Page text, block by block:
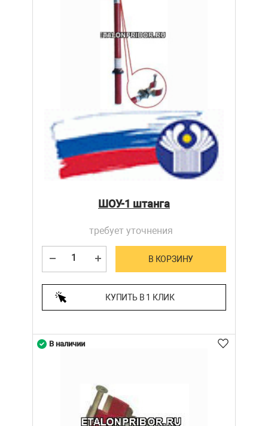
ШОУ-1 штанга
требует уточнения
В КОРЗИНУ
КУПИТЬ В 1 КЛИК
В наличии